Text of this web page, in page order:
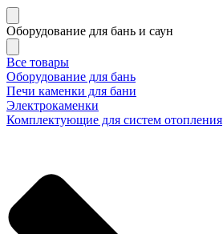
Оборудование для бань и саун
Все товары
Оборудование для бань
Печи каменки для бани
Электрокаменки
Комплектующие для систем отопления